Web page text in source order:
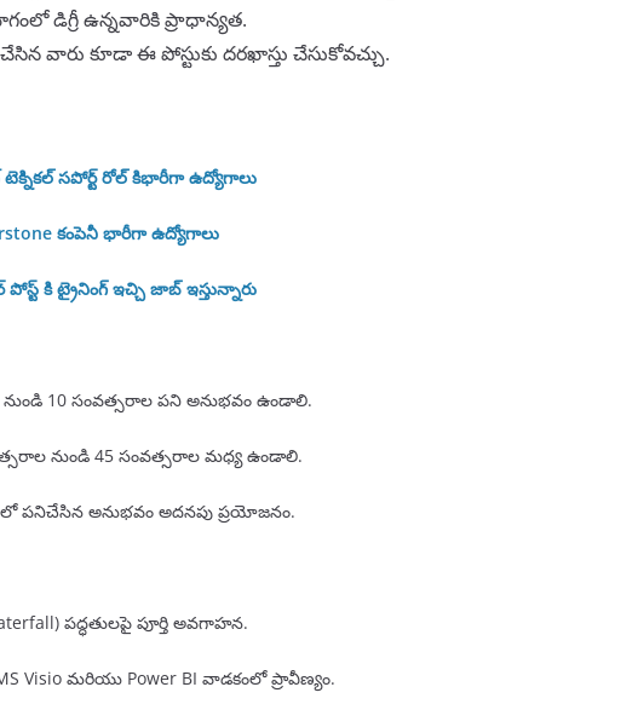
డిగ్రీ ఉన్నవారికి ప్రాధాన్యత.
వారు కూడా ఈ పోస్టుకు దరఖాస్తు చేసుకోవచ్చు.
సపోర్ట్ రోల్ కిభారీగా ఉద్యోగాలు
కంపెనీ భారీగా ఉద్యోగాలు
కి ట్రైనింగ్ ఇచ్చి జాబ్ ఇస్తున్నారు
10 సంవత్సరాల పని అనుభవం ఉండాలి.
నుండి 45 సంవత్సరాల మధ్య ఉండాలి.
పనిచేసిన అనుభవం అదనపు ప్రయోజనం.
పద్ధతులపై పూర్తి అవగాహన.
Visio మరియు Power BI వాడకంలో ప్రావీణ్యం.